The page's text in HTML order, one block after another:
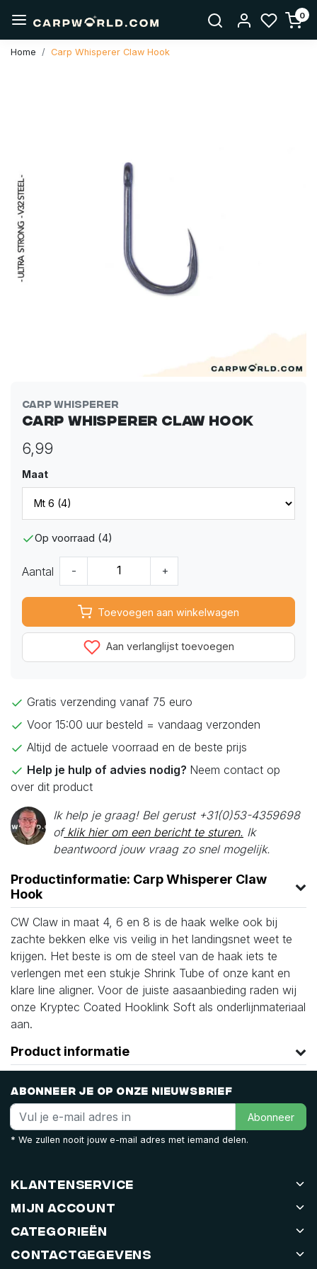
0
Home Carp Whisperer Claw Hook
Carp Whisperer
Carp Whisperer Claw Hook
6,99
Maat
Op voorraad (4)
Aantal - +
Toevoegen aan winkelwagen
Aan verlanglijst toevoegen
Gratis verzending vanaf 75 euro
Voor 15:00 uur besteld = vandaag verzonden
Altijd de actuele voorraad en de beste prijs
Help je hulp of advies nodig? Neem contact op
over dit product
Ik help je graag! Bel gerust +31(0)53-4359698
ofklik hier om een bericht te sturen. Ik
beantwoord jouw vraag zo snel mogelijk.
Productinformatie: Carp Whisperer Claw
Hook
CW Claw in maat 4, 6 en 8 is de haak welke ook bij
zachte bekken elke vis veilig in het landingsnet weet te
krijgen. Het beste is om de steel van de haak iets te
verlengen met een stukje Shrink Tube of onze kant en
klare line aligner. Voor de juiste aasaanbieding raden wij
onze Kryptec Coated Hooklink Soft als onderlijnmateriaal
aan.
Product informatie
Abonneer je op onze nieuwsbrief
Abonneer
* We zullen nooit jouw e-mail adres met iemand delen.
Klantenservice
Mijn account
Categorieën
Contactgegevens